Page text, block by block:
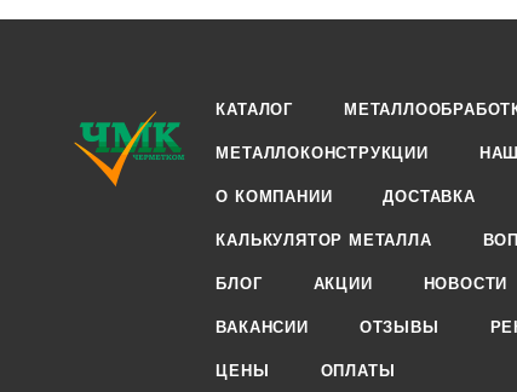
КАТАЛОГ
МЕТАЛЛОКОНСТРУКЦИИ
О КОМПАНИИ ДОСТАВКА
КАЛЬКУЛЯТОР МЕТАЛЛА
БЛОГ АКЦИИ НОВОСТИ
ВАКАНСИИ ОТЗЫВЫ
ЦЕНЫ ОПЛАТЫ